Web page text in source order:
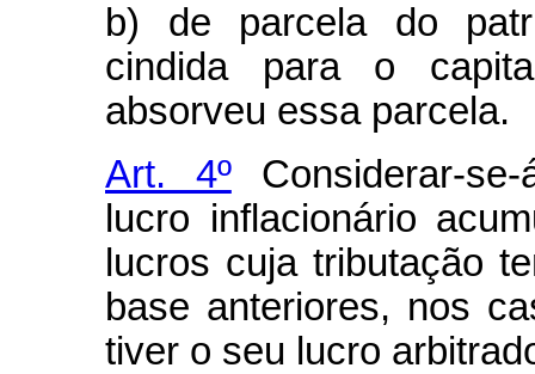
b) de parcela do
cindida para o
absorveu essa parcela.
Art. 4ºConsiderar-se-
lucro inflacionário
lucros cuja tributação
base anteriores, nos
tiver o seu lucro